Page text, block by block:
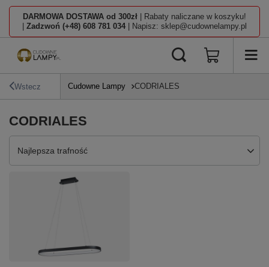
DARMOWA DOSTAWA od 300zł | Rabaty naliczane w koszyku!
Zadzwoń (+48) 608 781 034 | Napisz: sklep@cudownelampy.pl
Wstecz Cudowne Lampy CODRIALES
CODRIALES
Zmień sortowanie
Najlepsza trafność